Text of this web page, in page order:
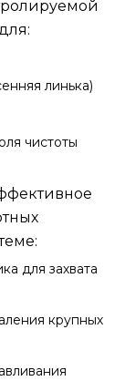
линька)
чистоты
для захвата
крупных